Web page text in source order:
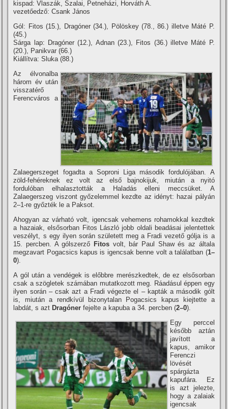
kispad: Vlaszák, Szalai, Petneházi, Horváth A.
vezetőedző: Csank János
Gól: Fitos (15.), Dragóner (34.), Pölöskey (78., 86.) illetve Máté P.
(45.)
Sárga lap: Dragóner (12.), Adnan (23.), Fitos (36.) illetve Máté P.
(20.), Panikvar (66.)
Kiállí­tva: Sluka (88.)
Az élvonalba
három év után
visszatérő
Ferencváros a
Zalaegerszeget fogadta a Soproni Liga második fordulójában. A
zöld-fehéreknek ez volt az első bajnokijuk, miután a nyitó
fordulóban elhalasztották a Haladás elleni meccsüket. A
Zalaegerszeg viszont győzelemmel kezdte az idényt: hazai pályán
2–1-re győzték le a Paksot.
Ahogyan az várható volt, igencsak vehemens rohamokkal kezdtek
a hazaiak, elsősorban Fitos László jobb oldali beadásai jelentettek
veszélyt, s egy ilyen során született meg a Fradi vezető gólja is a
15. percben. A gólszerző Fitos volt, bár Paul Shaw és az általa
megzavart Pogacsics kapus is igencsak benne volt a találatban (1–
0).
A gól után a vendégek is előbbre merészkedtek, de ez elsősorban
csak a szögletek számában mutatkozott meg. Ráadásul éppen egy
ilyen során – csak azt a Fradi végezte el – kapták a második gólt
is, miután a rendkí­vül bizonytalan Pogacsics kapus kiejtette a
labdát, s azt Dragóner fejelte a kapuba a 34. percben (2–0).
Egy perccel
később aztán
javí­tott a
kapus, amikor
Ferenczi
lövését
spárgázta
kapufára. Ez
is azt jelezte,
hogy a zalaiak
igencsak